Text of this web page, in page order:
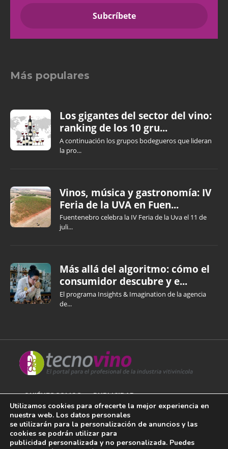
Más populares
Los gigantes del sector del vino:
ranking de los 10 gru...
A continuación los grupos bodegueros que lideran
la pro...
Vinos, música y gastronomía: IV
Feria de la UVA en Fuen...
Fuentenebro celebra la IV Feria de la Uva el 11 de
juli...
Más allá del algoritmo: cómo el
consumidor descubre y e...
El programa Insights & Imagination de la agencia
de...
QUIÉNES SOMOS PUBLICIDAD
AVISO LEGAL
POLÍTICA DE COOKIES
Utilizamos cookies para ofrecerte la mejor experiencia en
nuestra web. Los datos personales
se utilizarán para la personalización de anuncios y las
cookies se podrán utilizar para
publicidad personalizada y no personalizada. Puedes